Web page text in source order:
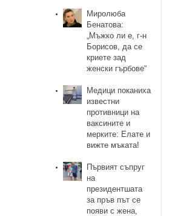
Миролюба
Бенатова:
„Мъжко ли е, г-н
Борисов, да се
криете зад
женски гърбове“
Медици поканиха
известни
противници на
ваксините и
мерките: Елате и
вижте мъката!
Първият съпруг
на
президентшата
за пръв път се
появи с жена,